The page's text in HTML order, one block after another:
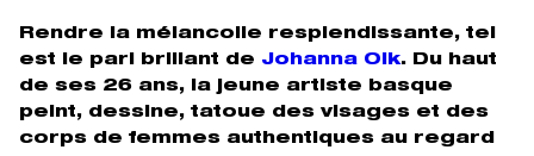
Rendre la mélancolie resplendissante, tel
est le pari brillant de Johanna Olk. Du haut
de ses 26 ans, la jeune artiste basque
peint, dessine, tatoue des visages et des
corps de femmes authentiques au regard